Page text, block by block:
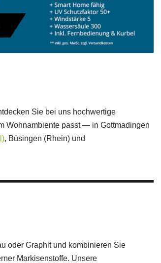
Sie bei uns hochwertige
Wohnambiente passt — in Gottmadingen
, Büsingen (Rhein) und
oder Graphit und kombinieren Sie
Markisenstoffe. Unsere